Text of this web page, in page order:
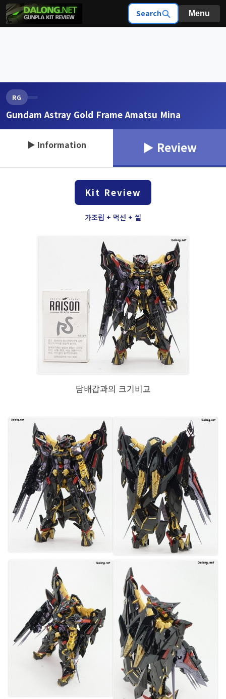
Search Menu
RG
Gundam Astray Gold Frame Amatsu Mina
▶ Information ▶ Review
Kit Review
가조립 + 먹선 + 씰
담배갑과의 크기비교